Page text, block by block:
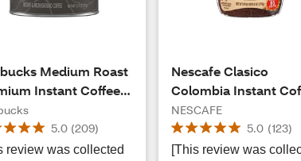
Medium Roast
Instant Coffee,
5.0 (209)
review was collected
Nescafe Clasico
Colombia Instant
6 oz
NESCAFE
5.0 (123)
[This review was